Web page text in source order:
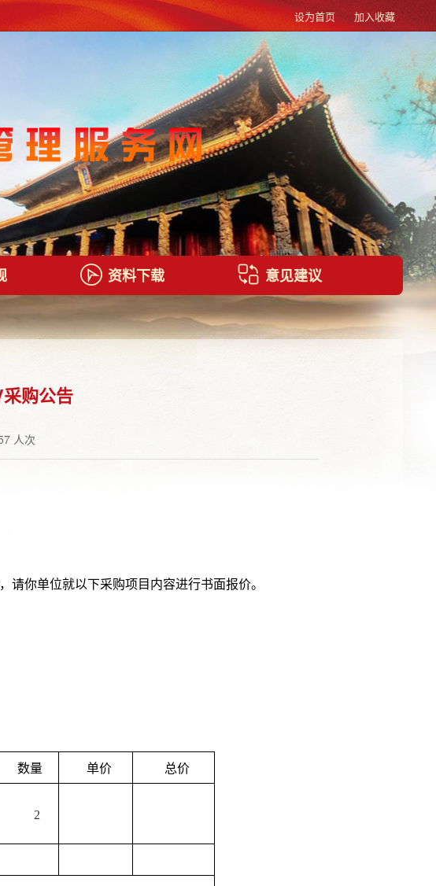
设为首页 加入收藏
资料下载 意见建议
购公告
人次
请你单位就以下采购项目内容进行书面报价。
数量 单价 总价
2